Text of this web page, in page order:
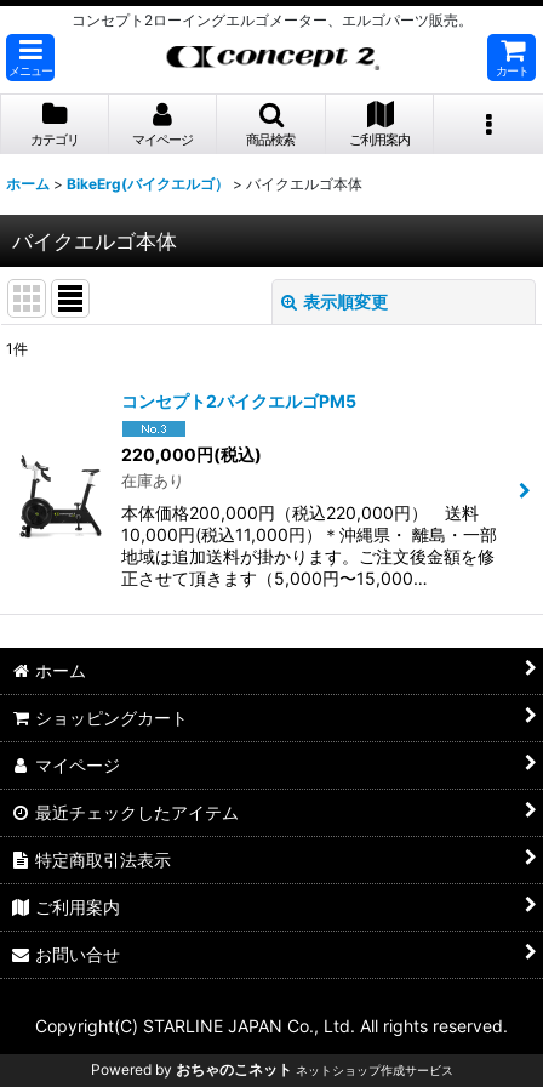
コンセプト2ローイングエルゴメーター、エルゴパーツ販売。
メニュー カート
カテゴリ マイページ 商品検索 ご利用案内
ホーム > BikeErg(バイクエルゴ） > バイクエルゴ本体
バイクエルゴ本体
表示順変更
絞り込む
1件
コンセプト2バイクエルゴPM5
220,000円(税込)
在庫あり
本体価格200,000円（税込220,000円） 送料
10,000円(税込11,000円）＊沖縄県・ 離島・一部
地域は追加送料が掛かります。ご注文後金額を修
正させて頂きます（5,000円〜15,000…
ホーム
ショッピングカート
マイページ
最近チェックしたアイテム
特定商取引法表示
ご利用案内
お問い合せ
Copyright(C) STARLINE JAPAN Co., Ltd. All rights reserved.
Powered by おちゃのこネット ネットショップ作成サービス